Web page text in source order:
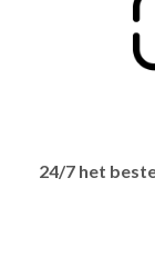
24/7 het